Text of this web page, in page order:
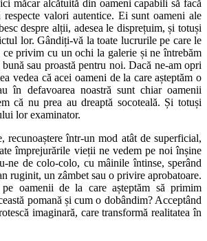
măcar alcătuită din oameni capabili să facă
respecte valori autentice. Ei sunt oameni ale
despre alții, adesea le disprețuim, și totuși
lor. Gândiți-vă la toate lucrurile pe care le
privim cu un ochi la galerie și ne întrebăm
sau proastă pentru noi. Dacă ne-am opri
vedea că acei oameni de la care așteptăm o
în defavoarea noastră sunt chiar oamenii
că nu prea au dreaptă socoteală. Și totuși
lor examinator.
recunoaștere într-un mod atât de superficial,
împrejurările vieții ne vedem pe noi înșine
ne de colo-colo, cu mâinile întinse, sperând
ruginit, un zâmbet sau o privire aprobatoare.
oamenii de la care așteptăm să primim
pomană și cum o dobândim? Acceptând
imaginară, care transformă realitatea în